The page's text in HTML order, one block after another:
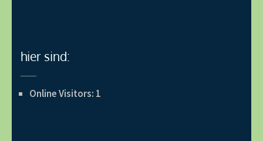
hier sind:
Online Visitors: 1